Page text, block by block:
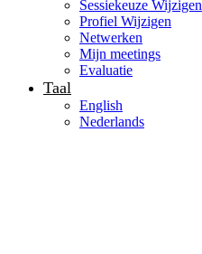
Sessiekeuze Wijzigen
Profiel Wijzigen
Netwerken
Mijn meetings
Evaluatie
Taal
English
Nederlands